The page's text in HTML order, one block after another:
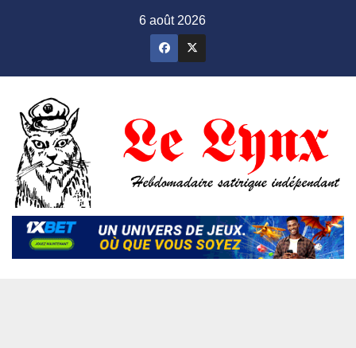
6 août 2026